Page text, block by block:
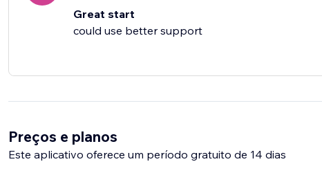
Great start
could use better support
Preços e planos
Este aplicativo oferece um período gratuito de 14 dias